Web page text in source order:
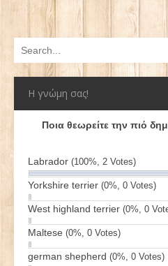
Η γνώμη σας!
Ποια θεωρείτε την πιό
Labrador (100%, 2 Votes)
Yorkshire terrier (0%, 0 Votes)
West highland terrier (0%, 0
Maltese (0%, 0 Votes)
german shepherd (0%, 0 Votes)